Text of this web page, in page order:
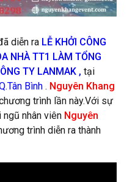
diễn ra LỄ KHỞI CÔNG
NHÀ TT1 LÀM TỔNG
TY LANMAK , tại
Bình . Nguyên Khang
trình lần này.Với sự
nhân viên Nguyên
trình diễn ra thành